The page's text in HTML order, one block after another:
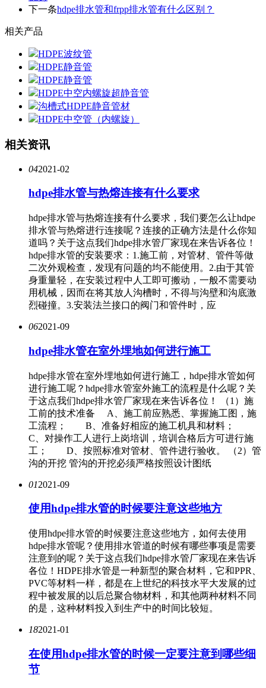
下一条hdpe排水管和frpp排水管有什么区别？
相关产品
HDPE波纹管
HDPE静音管
HDPE静音管
HDPE中空内螺旋超静音管
沟槽式HDPE静音管材
HDPE中空管（内螺旋）
相关资讯
042021-02
hdpe排水管与热熔连接有什么要求
hdpe排水管与热熔连接有什么要求，我们要怎么让hdpe
排水管与热熔进行连接呢？连接的正确方法是什么你知
道吗？关于这点我们hdpe排水管厂家现在来告诉各位！
hdpe排水管的安装要求：1.施工前，对管材、管件等做
二次外观检查，发现有问题的均不能使用。2.由于其管
身重量轻，在安装过程中人工即可搬动，一般不需要动
用机械，因而在将其放人沟槽时，不得与沟壁和沟底激
烈碰撞。3.安装法兰接口的阀门和管件时，应
062021-09
hdpe排水管在室外埋地如何进行施工
hdpe排水管在室外埋地如何进行施工，hdpe排水管如何
进行施工呢？hdpe排水管室外施工的流程是什么呢？关
于这点我们hdpe排水管厂家现在来告诉各位！ （1）施
工前的技术准备 A、施工前应熟悉、掌握施工图，施
工流程； B、准备好相应的施工机具和材料；
C、对操作工人进行上岗培训，培训合格后方可进行施
工； D、按照标准对管材、管件进行验收。 （2）管
沟的开挖 管沟的开挖必须严格按照设计图纸
012021-09
使用hdpe排水管的时候要注意这些地方
使用hdpe排水管的时候要注意这些地方，如何去使用
hdpe排水管呢？使用排水管道的时候有哪些事项是需要
注意到的呢？关于这点我们hdpe排水管厂家现在来告诉
各位！HDPE排水管是一种新型的聚合材料，它和PPR、
PVC等材料一样，都是在上世纪的科技水平大发展的过
程中被发展的以后总聚合物材料，和其他两种材料不同
的是，这种材料投入到生产中的时间比较短。
182021-01
在使用hdpe排水管的时候一定要注意到哪些细
节